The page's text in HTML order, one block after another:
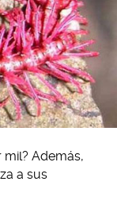
mil? Además,
a sus